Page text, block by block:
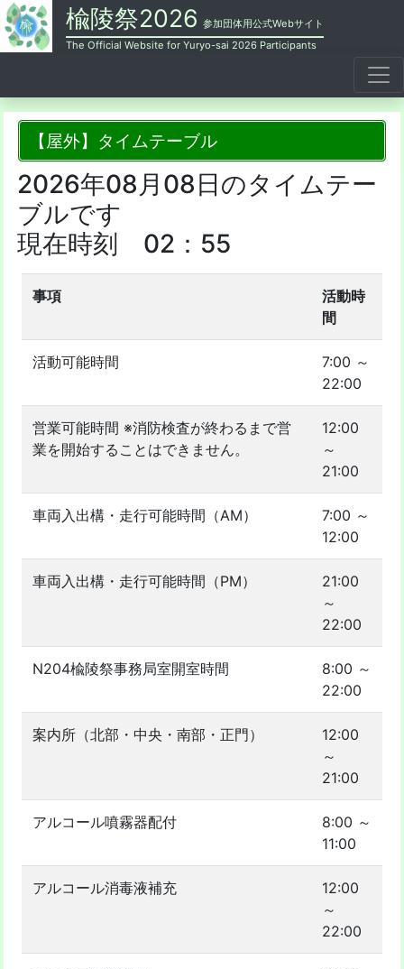
楡陵祭2026 参加団体用公式Webサイト
The Official Website for Yuryo-sai 2026 Participants
【屋外】タイムテーブル
2026年08月08日のタイムテー
ブルです
現在時刻 02：55
事項
活動時
間
活動可能時間
7:00 ～
22:00
営業可能時間 ※消防検査が終わるまで営
業を開始することはできません。
12:00
～
21:00
車両入出構・走行可能時間（AM）
7:00 ～
12:00
車両入出構・走行可能時間（PM）
21:00
～
22:00
N204楡陵祭事務局室開室時間
8:00 ～
22:00
案内所（北部・中央・南部・正門）
12:00
～
21:00
アルコール噴霧器配付
8:00 ～
11:00
アルコール消毒液補充
12:00
～
22:00